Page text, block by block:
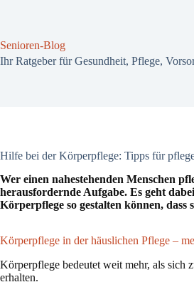
Senioren-Blog
Ihr Ratgeber für Gesundheit, Pflege,
Hilfe bei der Körperpflege: Tipps für
Wer einen nahestehenden Menschen
herausfordernde Aufgabe. Es geht
Körperpflege so gestalten können,
Körperpflege in der häuslichen Pflege –
Körperpflege bedeutet weit mehr, als sich
erhalten.